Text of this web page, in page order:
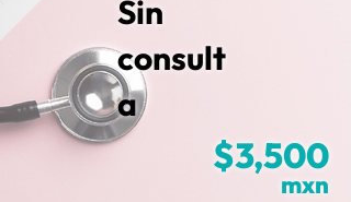
Sin
consult
a
$3,500
mxn